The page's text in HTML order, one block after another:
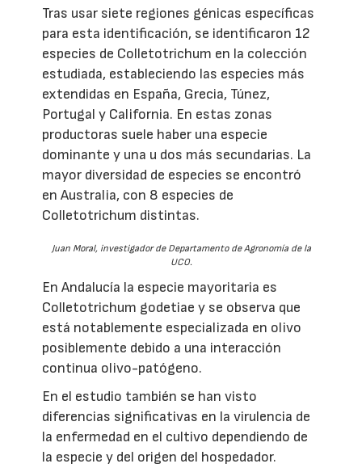
Tras usar siete regiones génicas específicas
para esta identificación, se identificaron 12
especies de Colletotrichum en la colección
estudiada, estableciendo las especies más
extendidas en España, Grecia, Túnez,
Portugal y California. En estas zonas
productoras suele haber una especie
dominante y una u dos más secundarias. La
mayor diversidad de especies se encontró
en Australia, con 8 especies de
Colletotrichum distintas.
Juan Moral, investigador de Departamento de Agronomía de la
UCO.
En Andalucía la especie mayoritaria es
Colletotrichum godetiae y se observa que
está notablemente especializada en olivo
posiblemente debido a una interacción
continua olivo-patógeno.
En el estudio también se han visto
diferencias significativas en la virulencia de
la enfermedad en el cultivo dependiendo de
la especie y del origen del hospedador.